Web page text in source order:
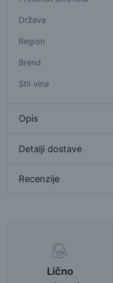
Država
Region
Brend
Stil vina
Opis
Detalji dostave
Recenzije
Lično